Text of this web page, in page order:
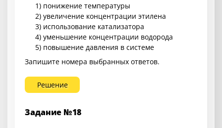
1) понижение температуры
2) увеличение концентрации этилена
3) использование катализатора
4) уменьшение концентрации водорода
5) повышение давления в системе
Запишите номера выбранных ответов.
Решение
Задание №18